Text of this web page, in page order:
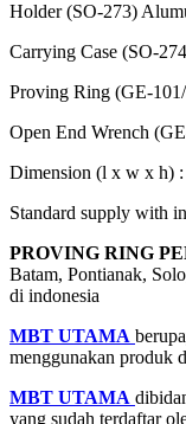
Holder (SO-273)
Carrying Case (SO-
Proving Ring (GE-
Open End Wrench
Dimension (l x w x h)
Standard supply with
PROVING RING
Batam, Pontianak,
di indonesia
MBT UTAMA
menggunakan
MBT UTAMA
yang sudah terdaftar